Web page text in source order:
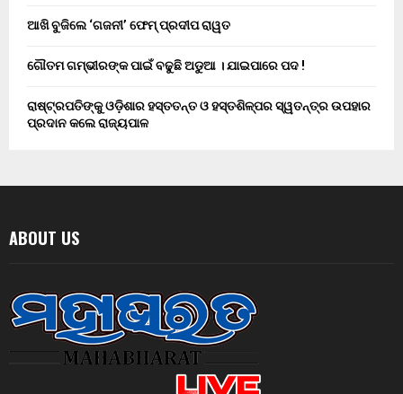
ଆଖି ବୁଜିଲେ ‘ଗଜନୀ’ ଫେମ୍ ପ୍ରଦୀପ ରାୱତ
ଗୌତମ ଗମ୍ଭୀରଙ୍କ ପାଇଁ ବଢୁଛି ଅଡୁଆ । ଯାଇପାରେ ପଦ !
ରାଷ୍ଟ୍ରପତିଙ୍କୁ ଓଡ଼ିଶାର ହସ୍ତତନ୍ତ ଓ ହସ୍ତଶିଳ୍ପର ସ୍ୱତନ୍ତ୍ର ଉପହାର
ପ୍ରଦାନ କଲେ ରାଜ୍ୟପାଳ
ABOUT US